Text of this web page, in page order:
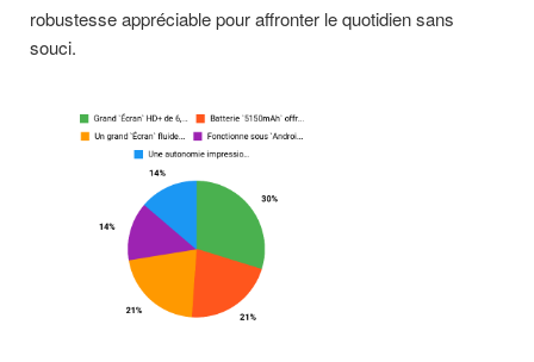
robustesse appréciable pour affronter le quotidien sans
souci.